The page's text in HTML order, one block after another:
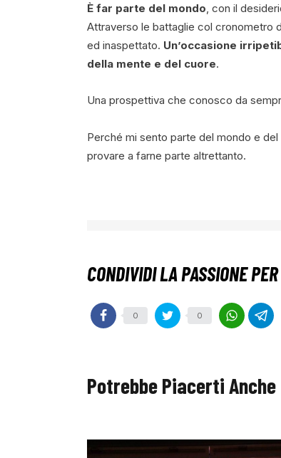
È far parte del mondo, con il
Attraverso le battaglie col cronometro
ed inaspettato. Un’occasione
della mente e del cuore.
Una prospettiva che conosco da
Perché mi sento parte del mondo e
provare a farne parte altrettanto.
0 0
Potrebbe Piacerti Anche